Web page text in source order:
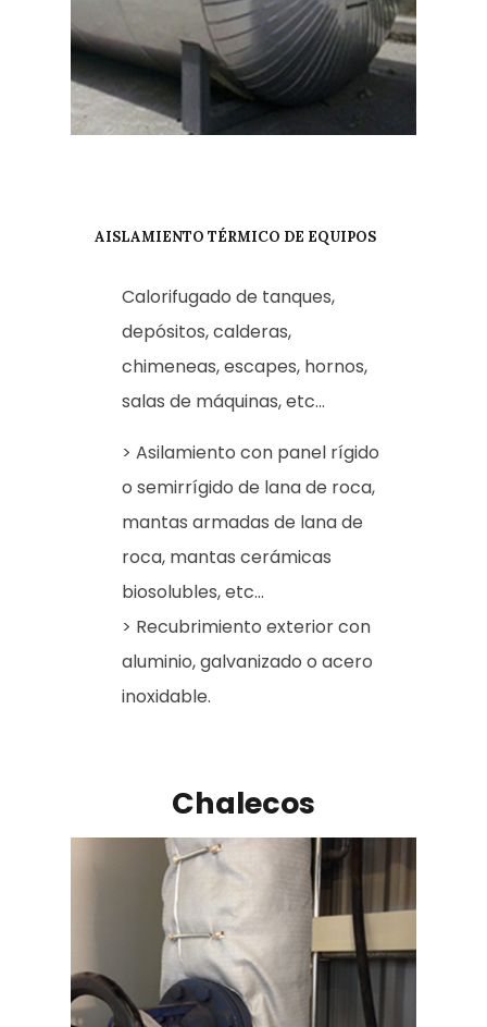
AISLAMIENTO TÉRMICO DE EQUIPOS
Calorifugado de tanques,
depósitos, calderas,
chimeneas, escapes, hornos,
salas de máquinas, etc...
> Asilamiento con panel rígido
o semirrígido de lana de roca,
mantas armadas de lana de
roca, mantas cerámicas
biosolubles, etc...
> Recubrimiento exterior con
aluminio, galvanizado o acero
inoxidable.
Chalecos